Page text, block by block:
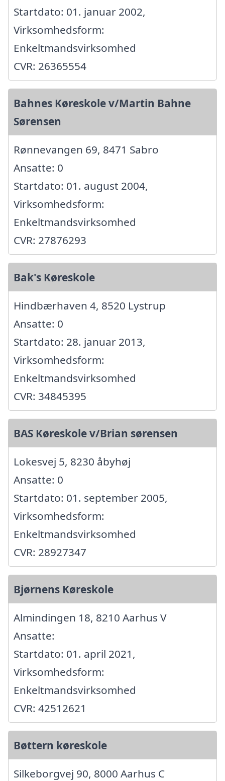
Startdato: 01. januar 2002,
Virksomhedsform:
Enkeltmandsvirksomhed
CVR: 26365554
Bahnes Køreskole v/Martin Bahne
Sørensen
Rønnevangen 69, 8471 Sabro
Ansatte: 0
Startdato: 01. august 2004,
Virksomhedsform:
Enkeltmandsvirksomhed
CVR: 27876293
Bak's Køreskole
Hindbærhaven 4, 8520 Lystrup
Ansatte: 0
Startdato: 28. januar 2013,
Virksomhedsform:
Enkeltmandsvirksomhed
CVR: 34845395
BAS Køreskole v/Brian sørensen
Lokesvej 5, 8230 åbyhøj
Ansatte: 0
Startdato: 01. september 2005,
Virksomhedsform:
Enkeltmandsvirksomhed
CVR: 28927347
Bjørnens Køreskole
Almindingen 18, 8210 Aarhus V
Ansatte:
Startdato: 01. april 2021,
Virksomhedsform:
Enkeltmandsvirksomhed
CVR: 42512621
Bøttern køreskole
Silkeborgvej 90, 8000 Aarhus C